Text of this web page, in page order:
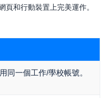
頁和行動裝置上完美運作。
同一個工作/學校帳號。